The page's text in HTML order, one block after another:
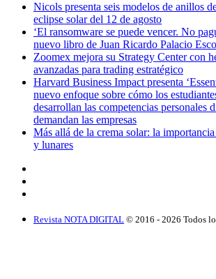
Nicols presenta seis modelos de anillos
eclipse solar del 12 de agosto
‘El ransomware se puede vencer. No
nuevo libro de Juan Ricardo Palacio
Zoomex mejora su Strategy Center con
avanzadas para trading estratégico
Harvard Business Impact presenta
nuevo enfoque sobre cómo los
desarrollan las competencias personales
demandan las empresas
Más allá de la crema solar: la
y lunares
Revista NOTA DIGITAL © 2016 - 2026 Todos